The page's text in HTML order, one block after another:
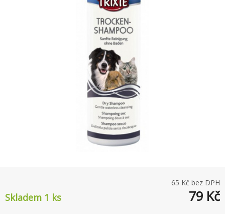
65 Kč bez DPH
Skladem 1 ks 79 Kč